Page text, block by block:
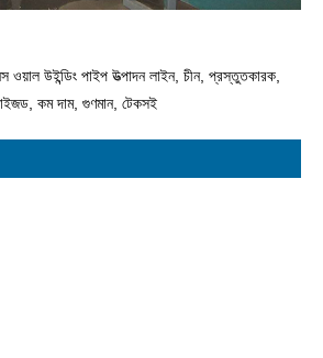
ওয়াল উইন্ডিং পাইপ উত্পাদন লাইন, চীন, প্রস্তুতকারক,
কম দাম, গুণমান, টেকসই